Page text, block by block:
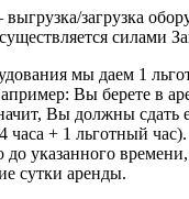
загрузка
силами
мы даем 1
Вы берете в
Вы должны сдать
часа + 1 льготный
до указанного
сутки аренды.